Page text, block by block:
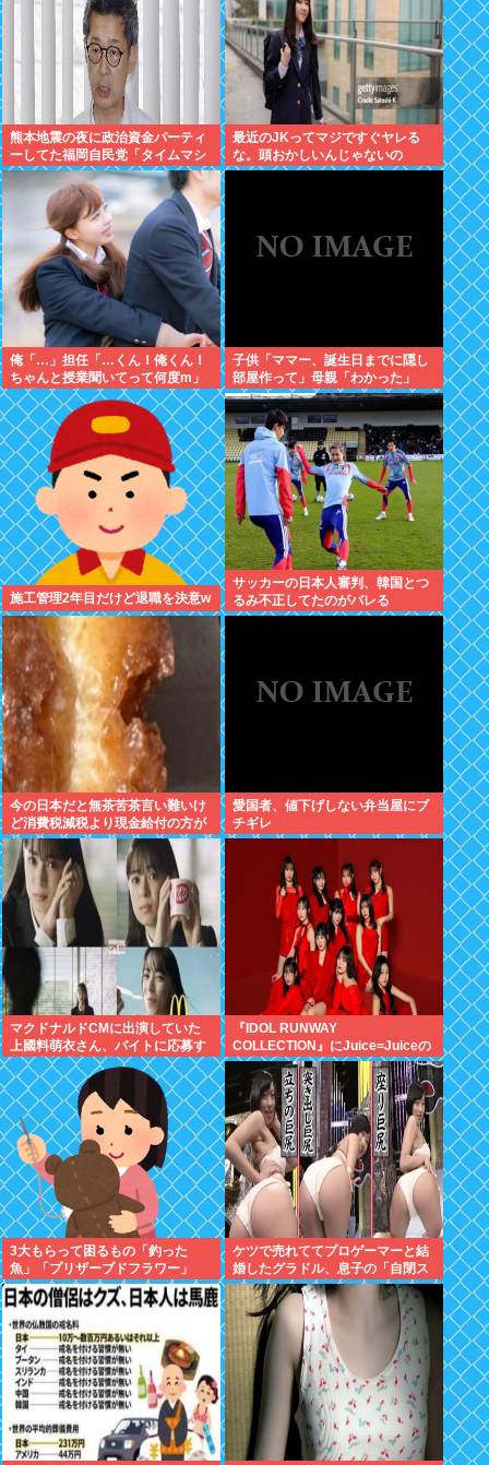
熊本地震の夜に政治資金パーティ
ーしてた福岡自民党「タイムマシ
ーンにおねがいできるなら戻って
中止したい」
最近のJKってマジですぐヤレる
な。頭おかしいんじゃないの
俺「…」担任「…くん！俺くん！
ちゃんと授業聞いてって何度m」
俺「(───来るッ！)」
子供「ママー、誕生日までに隠し
部屋作って」母親「わかった」
施工管理2年目だけど退職を決意w
サッカーの日本人審判、韓国とつ
るみ不正してたのがバレる
今の日本だと無茶苦茶言い難いけ
ど消費税減税より現金給付の方が
嬉しい件
愛国者、値下げしない弁当屋にブ
チギレ
マクドナルドCMに出演していた
上國料萌衣さん、バイトに応募す
るも書類選考で落ちる
『IDOL RUNWAY
COLLECTION』にJuice=Juiceの
出演決定
3大もらって困るもの「釣った
魚」「プリザーブドフラワー」
ケツで売れててプロゲーマーと結
婚したグラドル、息子の「自閉ス
ペクトラム症」診断にショックで
泣く